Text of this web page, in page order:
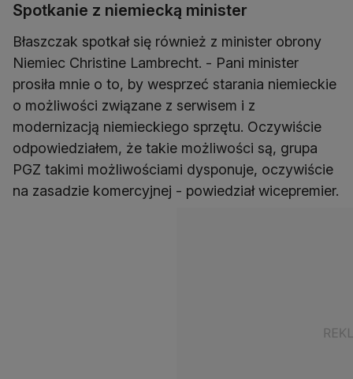
Spotkanie z niemiecką minister
Błaszczak spotkał się również z minister obrony
Niemiec Christine Lambrecht. - Pani minister
prosiła mnie o to, by wesprzeć starania niemieckie
o możliwości związane z serwisem i z
modernizacją niemieckiego sprzętu. Oczywiście
odpowiedziałem, że takie możliwości są, grupa
PGZ takimi możliwościami dysponuje, oczywiście
na zasadzie komercyjnej - powiedział wicepremier.